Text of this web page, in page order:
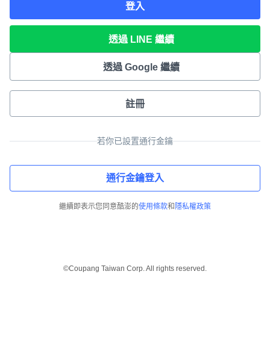
登入
透過 LINE 繼續
透過 Google 繼續
註冊
若你已設置通行金鑰
通行金鑰登入
繼續即表示您同意酷澎的使用條款和 隱私權政策
©Coupang Taiwan Corp. All rights reserved.